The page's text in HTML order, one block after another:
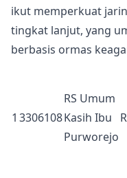
ikut memperkuat
tingkat lanjut, yang
berbasis ormas
1 3306108
RS Umum
Kasih Ibu
Purworejo